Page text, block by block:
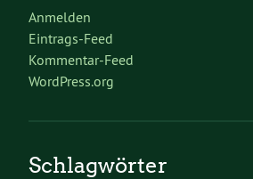
Anmelden
Eintrags-Feed
Kommentar-Feed
WordPress.org
Schlagwörter